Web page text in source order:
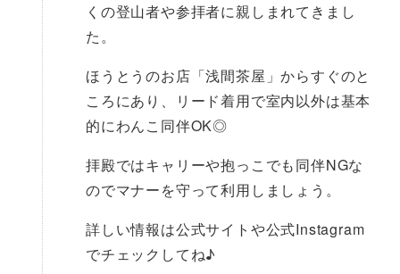
くの登山者や参拝者に親しまれてきまし
た。
ほうとうのお店「浅間茶屋」からすぐのと
ころにあり、リード着用で室内以外は基本
的にわんこ同伴OK◎
拝殿ではキャリーや抱っこでも同伴NGな
のでマナーを守って利用しましょう。
詳しい情報は公式サイトや公式Instagram
でチェックしてね♪